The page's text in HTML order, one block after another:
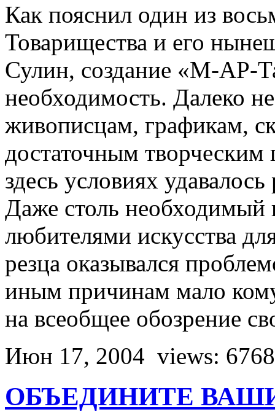
Как пояснил один из
Товарищества и его
Сулин, создание «М-АР-
необходимость. Далеко
живописцам, графикам,
достаточным
здесь условиях
Даже столь необходимый
любителями искусства
резца оказывался
иным причинам мало
на всеобщее обозрение
Июн 17, 2004 views: 6768
ОБЪЕДИНИТЕ